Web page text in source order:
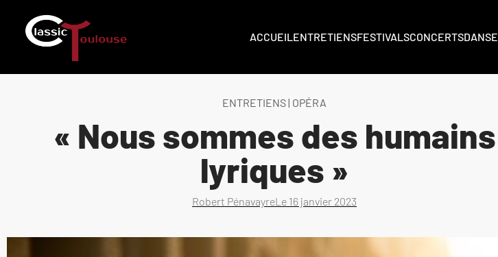
ACCUEILENTRETIENSFESTIVALSCONCERTSDANSE
ENTRETIENS| OPÉRA
« Nous sommes des humains
lyriques »
Robert PénavayreLe 16 janvier 2023